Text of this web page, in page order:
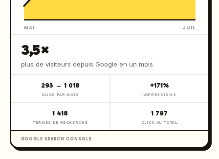
MAI JUIL
3,5×
plus de visiteurs depuis Google en un mois
293 → 1 018
CLICS PAR MOIS
+171%
IMPRESSIONS
1 418
TERMES DE RECHERCHE
1 797
CLICS AU TOTAL
GOOGLE SEARCH CONSOLE